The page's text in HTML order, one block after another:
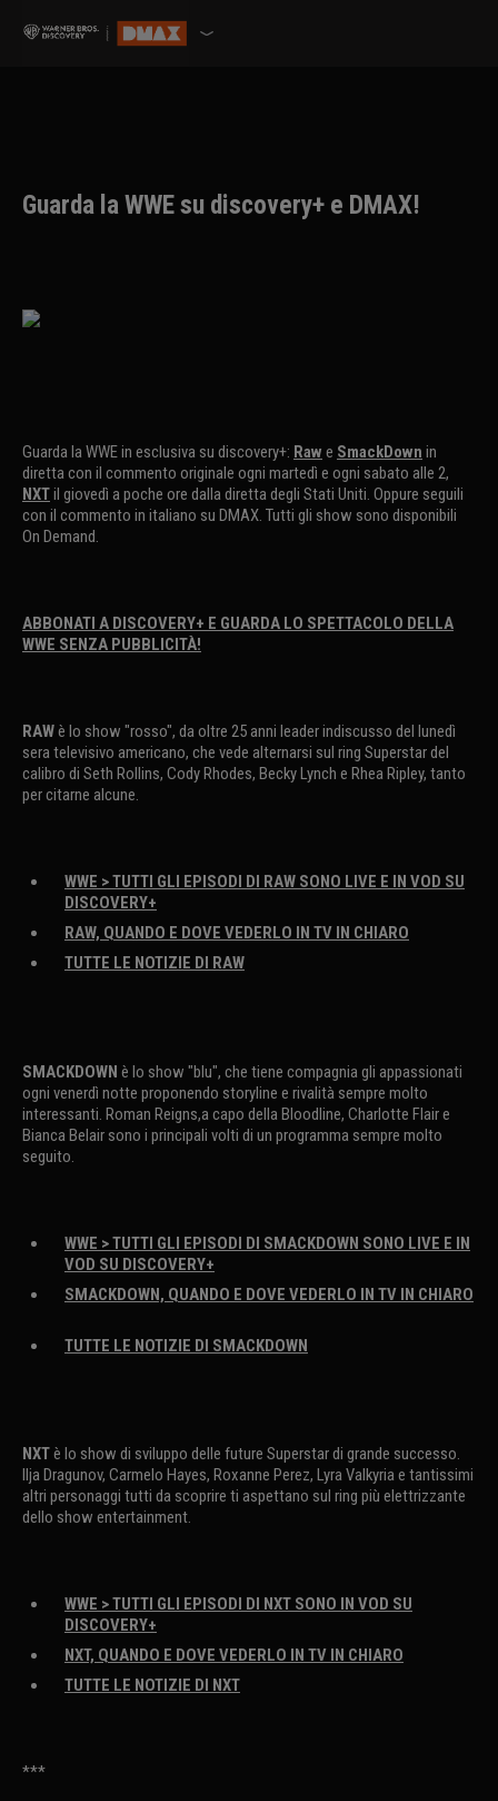
Guarda la WWE su discovery+ e DMAX!
Guarda la WWE in esclusiva su discovery+: Raw e SmackDown in
diretta con il commento originale ogni martedì e ogni sabato alle 2,
NXTil giovedì a poche ore dalla diretta degli Stati Uniti. Oppure seguili
con il commento in italiano su DMAX. Tutti gli show sono disponibili
On Demand.
ABBONATI A DISCOVERY+ E GUARDA LO SPETTACOLO DELLA
WWE SENZA PUBBLICITÀ!
RAWè lo show "rosso", da oltre 25 anni leader indiscusso del lunedì
sera televisivo americano, che vede alternarsi sul ring Superstar del
calibro di Seth Rollins, Cody Rhodes, Becky Lynch e Rhea Ripley, tanto
per citarne alcune.
WWE > TUTTI GLI EPISODI DI RAW SONO LIVE E IN VOD SU
DISCOVERY+
RAW, QUANDO E DOVE VEDERLO IN TV IN CHIARO
TUTTE LE NOTIZIE DI RAW
SMACKDOWN è lo show "blu", che tiene compagnia gli appassionati
ogni venerdì notte proponendo storyline e rivalità sempre molto
interessanti. Roman Reigns,a capo della Bloodline, Charlotte Flair e
Bianca Belair sono i principali volti di un programma sempre molto
seguito.
WWE > TUTTI GLI EPISODI DI SMACKDOWN SONO LIVE E IN
VOD SU DISCOVERY+
SMACKDOWN, QUANDO E DOVE VEDERLO IN TV IN CHIARO
TUTTE LE NOTIZIE DI SMACKDOWN
NXTè lo show di sviluppo delle future Superstar di grande successo.
Ilja Dragunov, Carmelo Hayes, Roxanne Perez, Lyra Valkyria e tantissimi
altri personaggi tutti da scoprire ti aspettano sul ring più elettrizzante
dello show entertainment.
WWE > TUTTI GLI EPISODI DI NXT SONO IN VOD SU
DISCOVERY+
NXT, QUANDO E DOVE VEDERLO IN TV IN CHIARO
TUTTE LE NOTIZIE DI NXT
***